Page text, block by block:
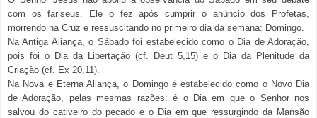
com os fariseus. Ele o fez após cumprir o anúncio dos Profetas,
morrendo na Cruz e ressuscitando no primeiro dia da semana: Domingo.
Na Antiga Aliança, o Sábado foi estabelecido como o Dia de Adoração,
pois foi o Dia da Libertação (cf. Deut 5,15) e o Dia da Plenitude da
Criação (cf. Ex 20,11).
Na Nova e Eterna Aliança, o Domingo é estabelecido como o Novo Dia
de Adoração, pelas mesmas razões: é o Dia em que o Senhor nos
salvou do cativeiro do pecado e o Dia em que ressurgindo da Mansão